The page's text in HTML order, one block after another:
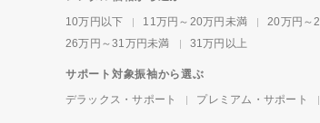
10万円以下
11万円～20万円未満
20万円～
26万円～31万円未満
31万円以上
サポート対象振袖から選ぶ
デラックス・サポート
プレミアム・サポート